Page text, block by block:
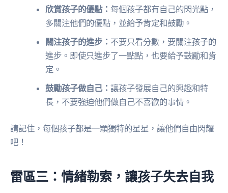
欣賞孩子的優點：每個孩子都有自己的閃光點，
多關注他們的優點，並給予肯定和鼓勵。
關注孩子的進步： 不要只看分數，要關注孩子的
進步。即使只進步了一點點，也要給予鼓勵和肯
定。
鼓勵孩子做自己：讓孩子發展自己的興趣和特
長，不要強迫他們做自己不喜歡的事情。
請記住，每個孩子都是一顆獨特的星星，讓他們自由閃耀
吧！
雷區三：情緒勒索，讓孩子失去自我